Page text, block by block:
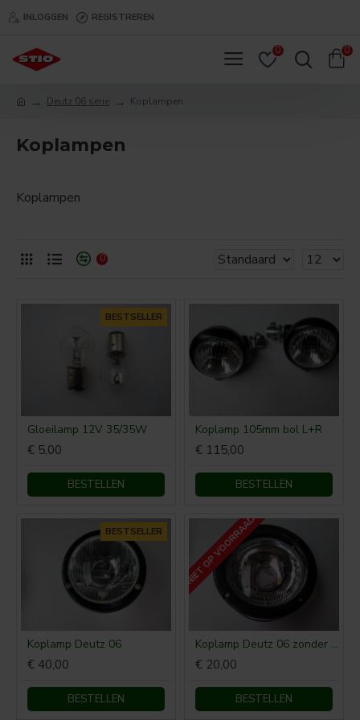
INLOGGEN REGISTREREN
0 0
Deutz 06 serie Koplampen
Koplampen
Koplampen
0
BESTSELLER
Gloeilamp 12V 35/35W
€ 5,00
BESTELLEN
Koplamp 105mm bol L+R
€ 115,00
BESTELLEN
BESTSELLER
Koplamp Deutz 06
€ 40,00
BESTELLEN
NIET OP VOORRAAD
Koplamp Deutz 06 zonder keuringsnummer
€ 20,00
BESTELLEN